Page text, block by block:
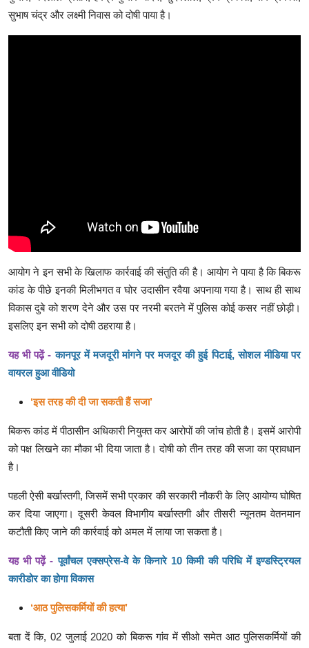
सुभाष चंद्र और लक्ष्मी निवास को दोषी पाया है।
आयोग ने इन सभी के खिलाफ कार्रवाई की संतुति की है। आयोग ने पाया है कि बिकरू
कांड के पीछे इनकी मिलीभगत व घोर उदासीन रवैया अपनाया गया है। साथ ही साथ
विकास दुबे को शरण देने और उस पर नरमी बरतने में पुलिस कोई कसर नहीं छोड़ी।
इसलिए इन सभी को दोषी ठहराया है।
यह भी पढ़ें -कानपूर में मजदूरी मांगने पर मजदूर की हुई पिटाई, सोशल मीडिया पर
वायरल हुआ वीडियो
‘इस तरह की दी जा सकती हैं सजा’
बिकरू कांड में पीठासीन अधिकारी नियुक्त कर आरोपों की जांच होती है। इसमें आरोपी
को पक्ष लिखने का मौका भी दिया जाता है। दोषी को तीन तरह की सजा का प्रावधान
है।
पहली ऐसी बर्खास्तगी, जिसमें सभी प्रकार की सरकारी नौकरी के लिए आयोग्य घोषित
कर दिया जाएगा। दूसरी केवल विभागीय बर्खास्तगी और तीसरी न्यूनतम वेतनमान
कटौती किए जाने की कार्रवाई को अमल में लाया जा सकता है।
यह भी पढ़ें - पूर्वांचल एक्सप्रेस-वे के किनारे 10 किमी की परिधि में इण्डस्ट्रियल
कारीडोर का होगा विकास
‘आठ पुलिसकर्मियों की हत्या’
बता दें कि, 02 जुलाई 2020 को बिकरू गांव में सीओ समेत आठ पुलिसकर्मियों की